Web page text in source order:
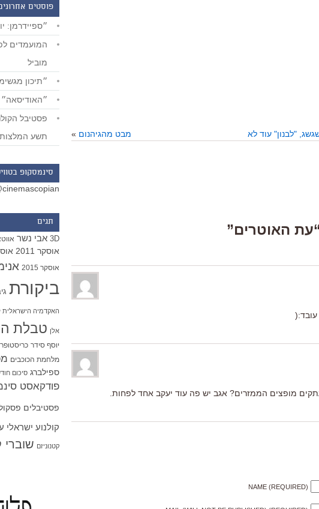
"לבנון" עוד לא מבט מהגיהנום »
מופצים הממזרים? אגב יש פה עוד יעקב אחד לפחות.
NAME (REQUIRED)
פוסטים
״ספיידרמן:
מוביל
״תיכון
״האודיסאה״
תשע המלצות
סינמסקופ
תגים
3D אבי נשר
אוסקר 2011
אוסקר 2015
ביקורת
האקדמיה הישראלית
אלן טבלת
יוסף סידר כריסטופר
מלחמת הכוכבים
ספילברג סיכום
פודקאסט
פסטיבלים
קולנוע ישראלי
קטנוניזם שוברי